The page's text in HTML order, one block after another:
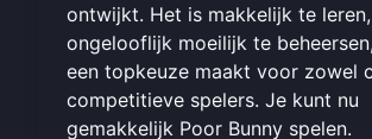
ontwijkt. Het is makkelijk te
ongelooflijk moeilijk te
een topkeuze maakt voor zowel
competitieve spelers. Je kunt nu
gemakkelijk Poor Bunny spelen.